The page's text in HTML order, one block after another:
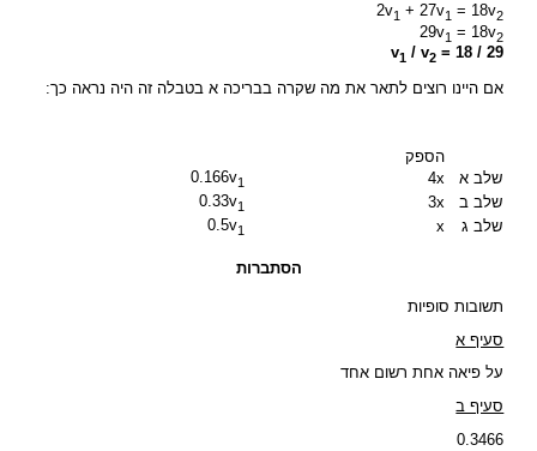
2v1 + 27v1 = 18v2
29v1 = 18v2
v1 / v2 = 18 / 29
אם היינו רוצים לתאר את מה שקרה בבריכה א בטבלה זה היה נראה כך:
הספק
שלב א
4x
0.166v1
שלב ב 3x
0.33v1
שלב ג x
0.5v1
הסתברות
תשובות סופיות
סעיף א
על פיאה אחת רשום אחד
סעיף ב
0.3466